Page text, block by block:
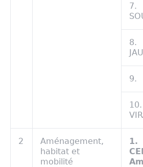
7.
8.
9.
2
Aménagement,
habitat et
mobilité
1.